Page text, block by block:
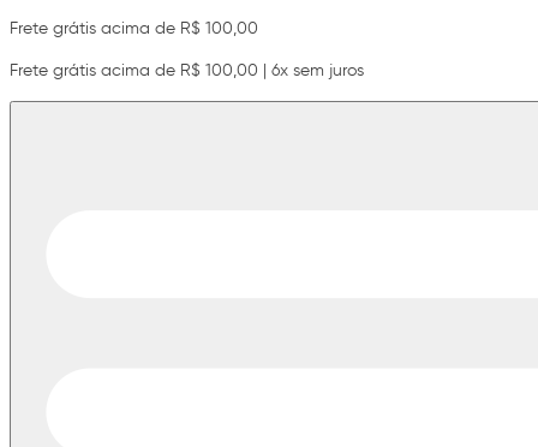
Frete grátis acima de R$ 100,00
Frete grátis acima de R$ 100,00 | 6x sem juros